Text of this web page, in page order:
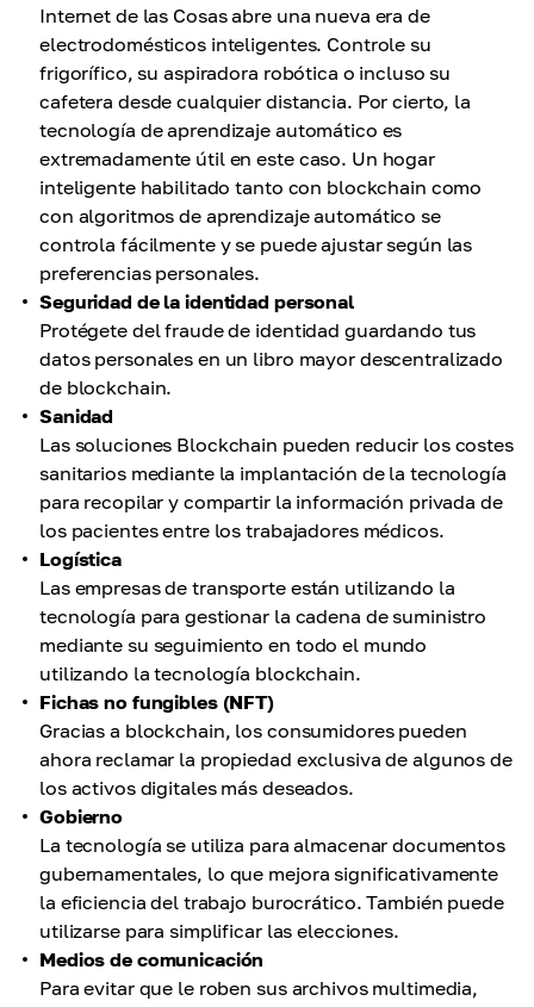
Internet de las Cosas abre una nueva era de
electrodomésticos inteligentes. Controle su
frigorífico, su aspiradora robótica o incluso su
cafetera desde cualquier distancia. Por cierto, la
tecnología de aprendizaje automático es
extremadamente útil en este caso. Un hogar
inteligente habilitado tanto con blockchain como
con algoritmos de aprendizaje automático se
controla fácilmente y se puede ajustar según las
preferencias personales.
Seguridad de la identidad personal
Protégete del fraude de identidad guardando tus
datos personales en un libro mayor descentralizado
de blockchain.
Sanidad
Las soluciones Blockchain pueden reducir los costes
sanitarios mediante la implantación de la tecnología
para recopilar y compartir la información privada de
los pacientes entre los trabajadores médicos.
Logística
Las empresas de transporte están utilizando la
tecnología para gestionar la cadena de suministro
mediante su seguimiento en todo el mundo
utilizando la tecnología blockchain.
Fichas no fungibles (NFT)
Gracias a blockchain, los consumidores pueden
ahora reclamar la propiedad exclusiva de algunos de
los activos digitales más deseados.
Gobierno
La tecnología se utiliza para almacenar documentos
gubernamentales, lo que mejora significativamente
la eficiencia del trabajo burocrático. También puede
utilizarse para simplificar las elecciones.
Medios de comunicación
Para evitar que le roben sus archivos multimedia,